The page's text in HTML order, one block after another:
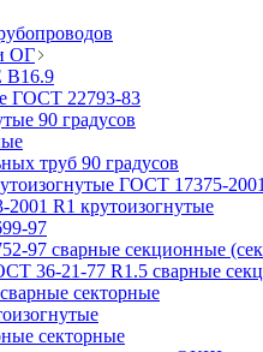
ОГ
B16.9
ГОСТ 22793-83
90 градусов
труб 90 градусов
ГОСТ 17375-2001
R1 крутоизогнутые
97
97 сварные секционные
36-21-77 R1.5 сварные
секторные
секторные